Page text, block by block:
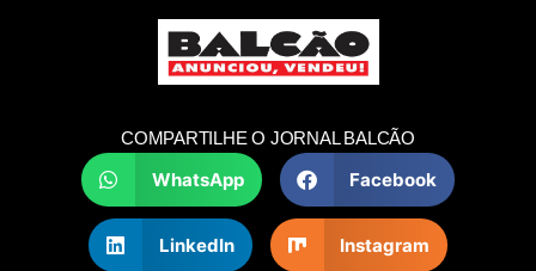
COMPARTILHE O JORNAL BALCÃO
WhatsApp Facebook
LinkedIn Instagram